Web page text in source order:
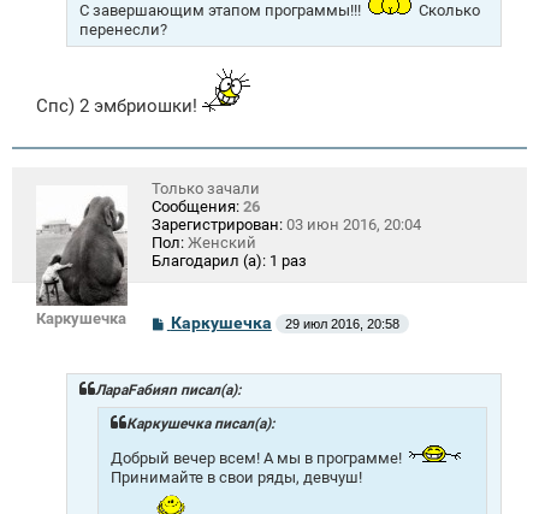
С завершающим этапом программы!!!
Сколько
перенесли?
Спс) 2 эмбриошки!
Каркушечка
Только зачали
Сообщения: 26
Зарегистрирован: 03 июн 2016, 20:04
Пол: Женский
Благодарил (а): 1 раз
С
б
щ
е
н
е
Каркушечка 29 июл 2016, 20:58
ЛараFабияn писал(а):
Каркушечка писал(а):
Добрый вечер всем! А мы в программе!
Принимайте в свои ряды, девчуш!